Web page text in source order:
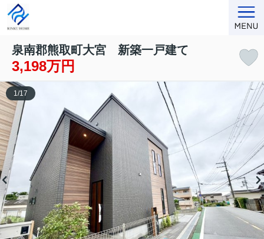
泉南郡熊取町大宮 新築一戸建て
3,198万円
1 /17